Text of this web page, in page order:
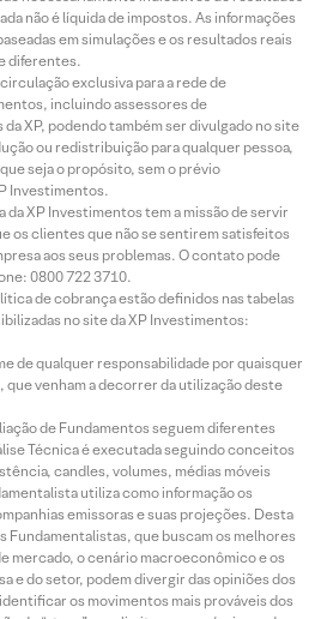
não é líquida de impostos. As informações
em simulações e os resultados reais
diferentes.
exclusiva para a rede de
incluindo assessores de
XP, podendo também ser divulgado no site
ou redistribuição para qualquer pessoa,
seja o propósito, sem o prévio
Investimentos.
da XP Investimentos tem a missão de servir
os clientes que não se sentirem satisfeitos
aos seus problemas. O contato pode
0800 722 3710.
de cobrança estão definidos nas tabelas
no site da XP Investimentos:
de qualquer responsabilidade por quaisquer
venham a decorrer da utilização deste
de Fundamentos seguem diferentes
Técnica é executada seguindo conceitos
candles, volumes, médias móveis
utiliza como informação os
emissoras e suas projeções. Desta
Fundamentalistas, que buscam os melhores
mercado, o cenário macroeconômico e os
e do setor, podem divergir das opiniões dos
os movimentos mais prováveis dos